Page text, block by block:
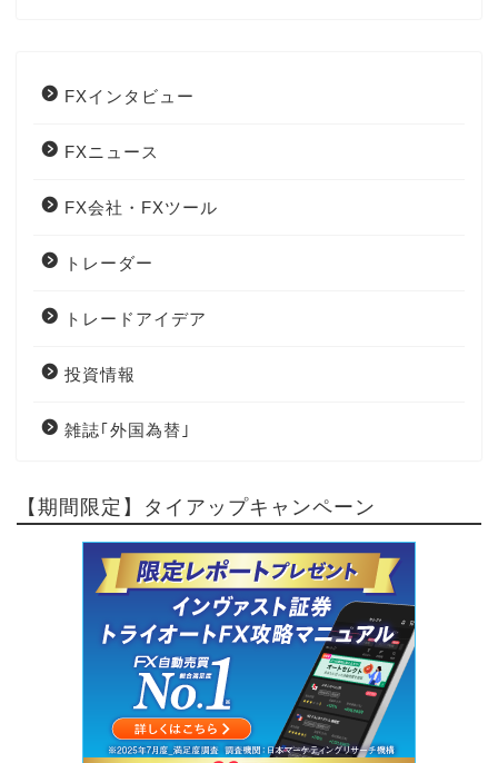
FXインタビュー
FXニュース
FX会社・FXツール
トレーダー
トレードアイデア
投資情報
雑誌｢外国為替｣
【期間限定】タイアップキャンペーン